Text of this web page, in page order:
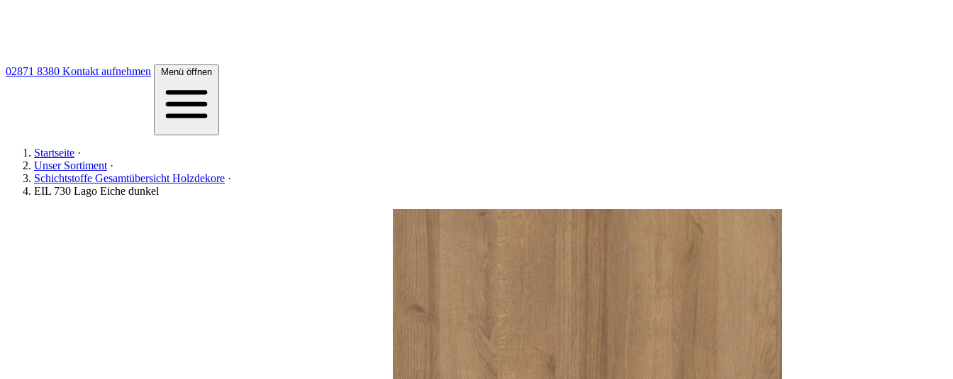
02871 8380 Kontakt aufnehmen Menü öffnen
Startseite ·
Unser Sortiment ·
Schichtstoffe Gesamtübersicht Holzdekore ·
EIL 730 Lago Eiche dunkel